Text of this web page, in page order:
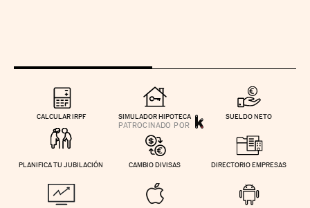
CALCULAR IRPF SIMULADOR HIPOTECA SUELDO NETO
PLANIFICA TU JUBILACIÓN CAMBIO DIVISAS DIRECTORIO EMPRESAS